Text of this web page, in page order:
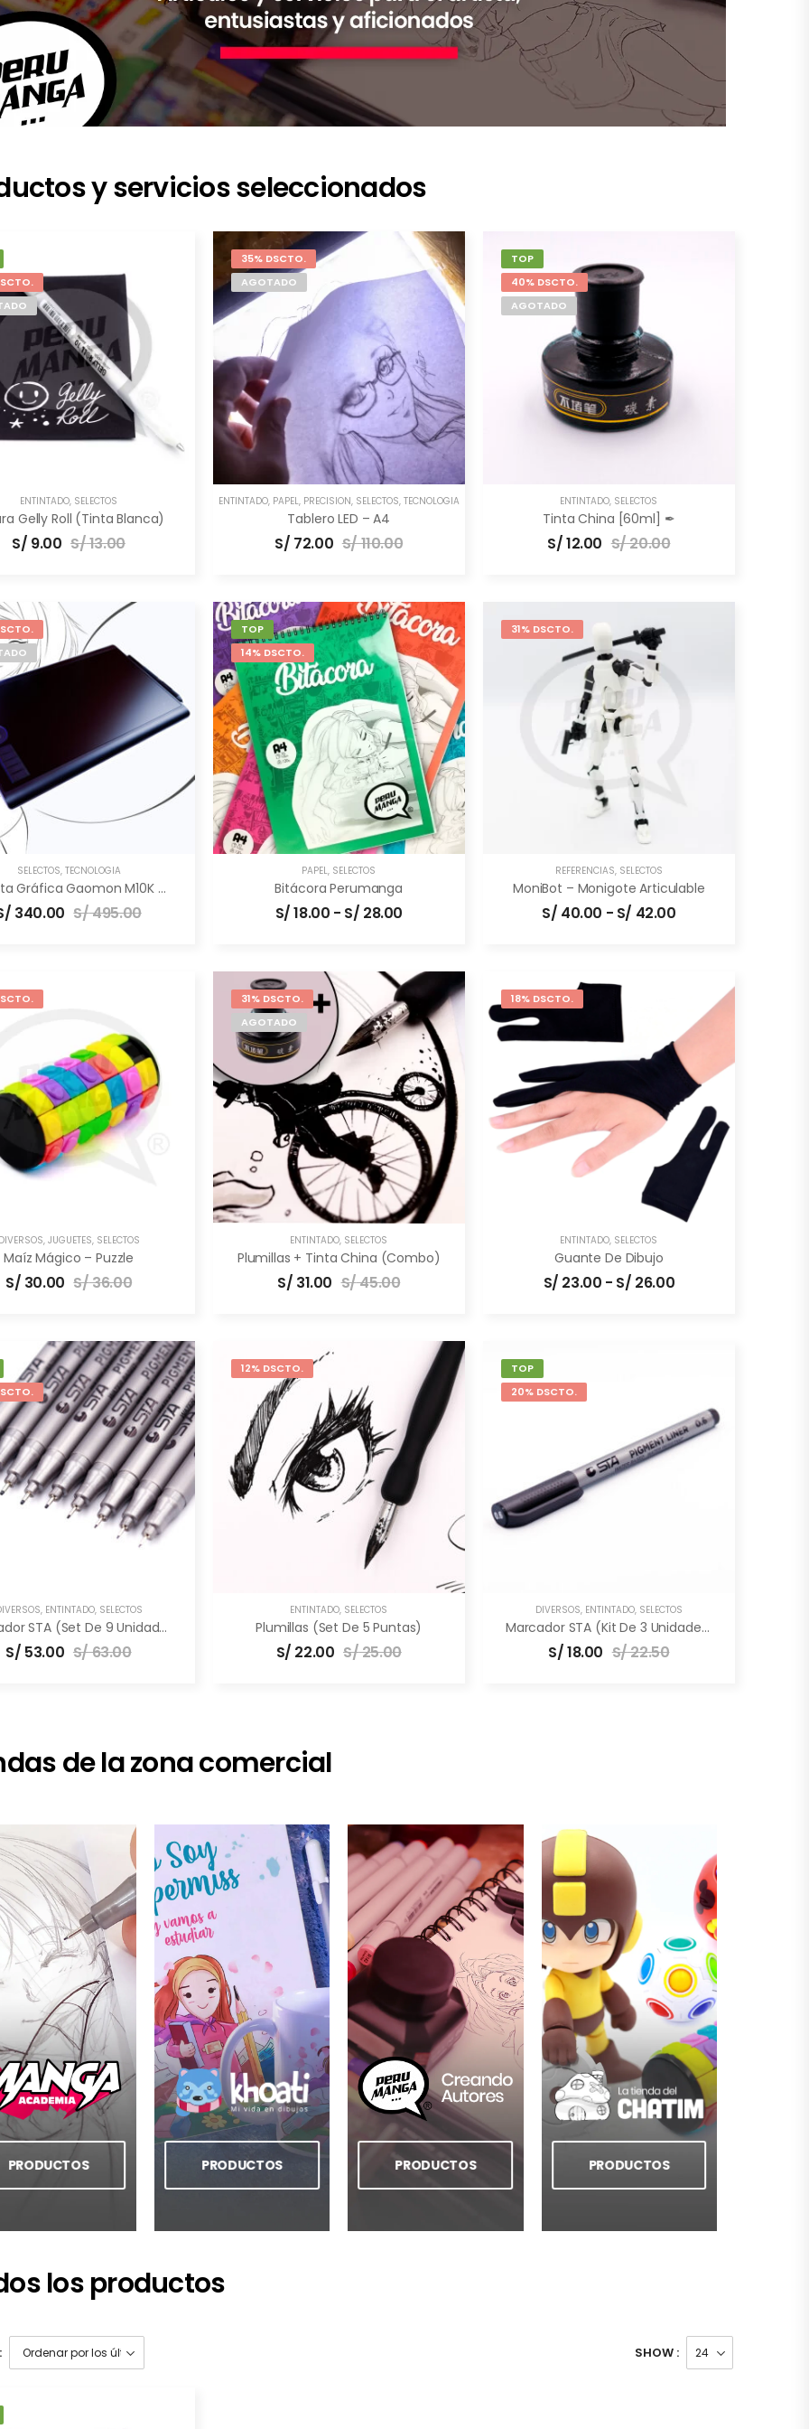
y servicios seleccionados
ENTINTADO, SELECTOS
Gelly Roll (Tinta Blanca)
S/ 9.00 S/13.00
35% DSCTO.
AGOTADO
ENTINTADO, PAPEL, PRECISIÓN, SELECTOS, TECNOLOGÍA
Tablero LED – A4
S/ 72.00 S/110.00
TOP
40% DSCTO.
AGOTADO
ENTINTADO, SELECTOS
Tinta China [60ml] ✒
S/12.00 S/20.00
SELECTOS, TECNOLOGÍA
Tableta Gráfica Gaomon M10K PRO [10×6.5″] – Profesional
340.00 S/495.00
TOP
14% DSCTO.
PAPEL, SELECTOS
Bitácora Perumanga
S/18.00 - S/ 28.00
31% DSCTO.
REFERENCIAS, SELECTOS
MoniBot – Monigote Articulable
S/ 40.00 - S/ 42.00
, JUGUETES, SELECTOS
Maíz Mágico – Puzzle
S/ 30.00 S/36.00
31% DSCTO.
AGOTADO
ENTINTADO, SELECTOS
Plumillas + Tinta China (combo)
S/ 31.00 S/45.00
18% DSCTO.
ENTINTADO, SELECTOS
Guante De Dibujo
S/ 23.00 - S/ 26.00
, ENTINTADO, SELECTOS
Marcador STA (set De 9 Unidades)
S/ 53.00 S/63.00
12% DSCTO.
ENTINTADO, SELECTOS
Plumillas (Set De 5 Puntas)
S/ 22.00 S/25.00
TOP
20% DSCTO.
DIVERSOS, ENTINTADO, SELECTOS
Marcador STA (Kit De 3 Unidades)
S/18.00 S/22.50
de la zona comercial
PRODUCTOS PRODUCTOS PRODUCTOS PRODUCTOS
los productos
SHOW :